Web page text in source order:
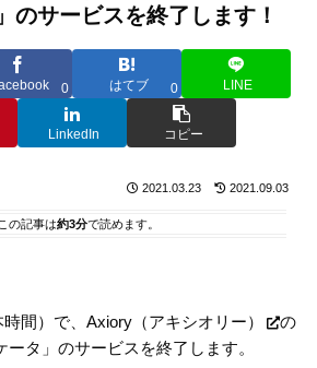
のサービスを終了します！
0 はてブ 0 LINE
LinkedIn コピー
2021.03.23 2021.09.03
この記事は約3分で読めます。
間）で、 Axiory（アキシオリー）
の
ータ」のサービスを終了します。